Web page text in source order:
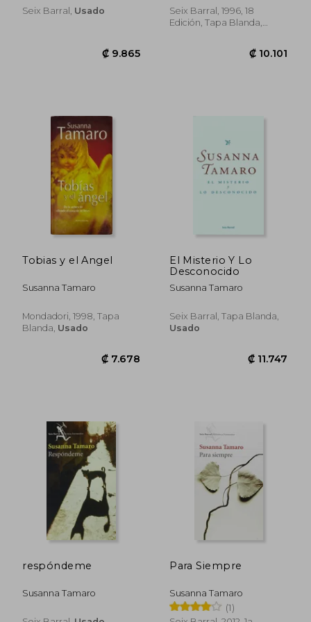
Seix Barral, Usado
Seix Barral, 1996, 18
Edición, Tapa Blanda,
Tobias y el Angel
Susanna Tamaro
Mondadori, 1998, Tapa
Blanda, Usado
El Misterio Y Lo
Desconocido
Susanna Tamaro
Seix Barral, Tapa Blanda,
Usado
respóndeme
Susanna Tamaro
Para Siempre
Susanna Tamaro
(1)